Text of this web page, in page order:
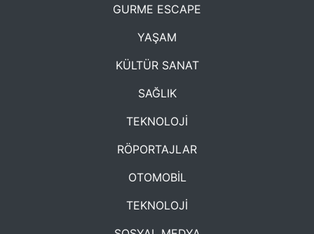
GURME ESCAPE
YAŞAM
KÜLTÜR SANAT
SAĞLIK
TEKNOLOJİ
RÖPORTAJLAR
OTOMOBİL
TEKNOLOJİ